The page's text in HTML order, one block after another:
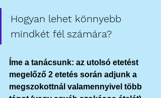
Hogyan lehet könnyebb
mindkét fél számára?
Íme a tanácsunk: az utolsó etetést
megelőző 2 etetés során adjunk a
megszokottnál valamennyivel több